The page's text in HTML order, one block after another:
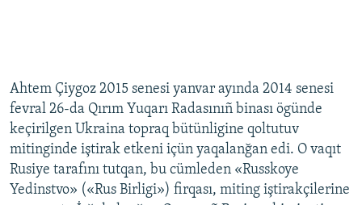
Ahtem Çiygoz 2015 senesi yanvar ayında 2014 senesi
fevral 26-da Qırım Yuqarı Radasınıñ binası ögünde
keçirilgen Ukraina topraq bütünligine qoltutuv
mitinginde iştirak etkeni içün yaqalanğan edi. O vaqıt
Rusiye tarafını tutqan, bu cümleden «Russkoye
Yedinstvo» («Rus Birligi») firqası, miting iştirakçilerine